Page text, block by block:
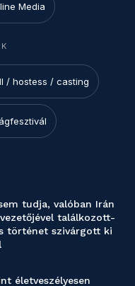
Media
/ hostess / casting
tudja, valóban Irán
találkozott-
történet szivárgott ki
életveszélyesen